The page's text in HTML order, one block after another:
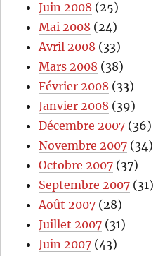
Juin 2008 (25)
Mai 2008 (24)
Avril 2008 (33)
Mars 2008 (38)
Février 2008 (33)
Janvier 2008 (39)
Décembre 2007 (36)
Novembre 2007 (34)
Octobre 2007 (37)
Septembre 2007 (31)
Août 2007 (28)
Juillet 2007 (31)
Juin 2007 (43)